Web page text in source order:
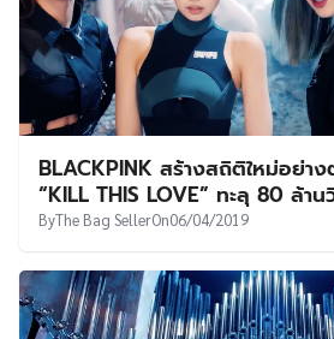
BLACKPINK สร้างสถิติใหม่อย่า
“KILL THIS LOVE” ทะลุ 80 ล้า
ByThe Bag SellerOn06/04/2019